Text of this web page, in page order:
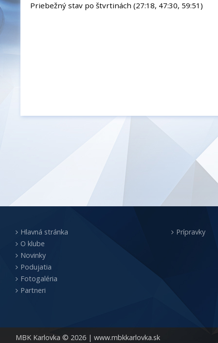
Priebežný stav po štvrtinách (27:18, 47:30, 59:51)
MBK Karlovka © 2026 | www.mbkkarlovka.sk
Hlavná stránka
O klube
Novinky
Podujatia
Fotogaléria
Partneri
Prípravky